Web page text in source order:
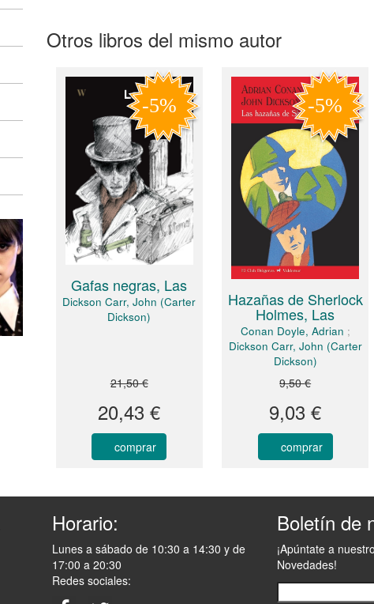
Otros libros del mismo autor
Gafas negras, Las
Dickson Carr, John (Carter
Dickson)
21,50 €
20,43 €
comprar
Hazañas de Sherlock
Holmes, Las
Conan Doyle, Adrian ;
Dickson Carr, John (Carter
Dickson)
9,50 €
9,03 €
comprar
Horario:
Lunes a sábado de 10:30 a 14:30 y de
17:00 a 20:30
Redes sociales:
Boletín de
¡Apúntate a
Novedades!